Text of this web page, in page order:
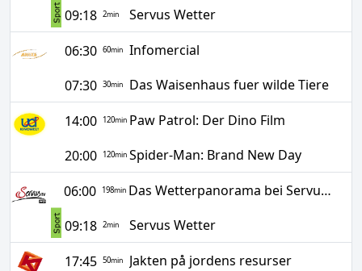
09:18 2min Servus Wetter
06:30 60min
Infomercial
07:30 30min Das Waisenhaus fuer wilde Tiere
14:00 120min Paw Patrol: Der Dino Film
20:00
120min Spider-Man: Brand New Day
06:00 198min
Das Wetterpanorama bei ServusTV
09:18 2min Servus Wetter
17:45 50min
Jakten på jordens resurser